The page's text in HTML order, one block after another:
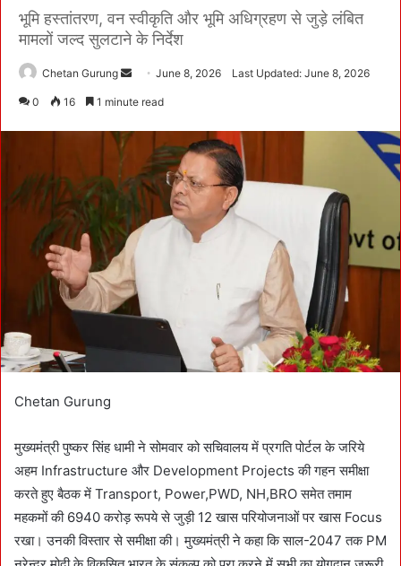
भूमि हस्तांतरण, वन स्वीकृति और भूमि अधिग्रहण से जुड़े लंबित
मामलों जल्द सुलटाने के निर्देश
Chetan Gurung
d
n
e
a
l
June 8, 2026 Last Updated: June 8, 2026
0 16 1 minute read
Chetan Gurung
मुख्यमंत्री पुष्कर सिंह धामी ने सोमवार को सचिवालय में प्रगति पोर्टल के जरिये
अहम Infrastructure और Development Projects की गहन समीक्षा
करते हुए बैठक में Transport, Power,PWD, NH,BRO समेत तमाम
महकमों की 6940 करोड़ रूपये से जुड़ी 12 खास परियोजनाओं पर खास Focus
रखा। उनकी विस्तार से समीक्षा की। मुख्यमंत्री ने कहा कि साल-2047 तक PM